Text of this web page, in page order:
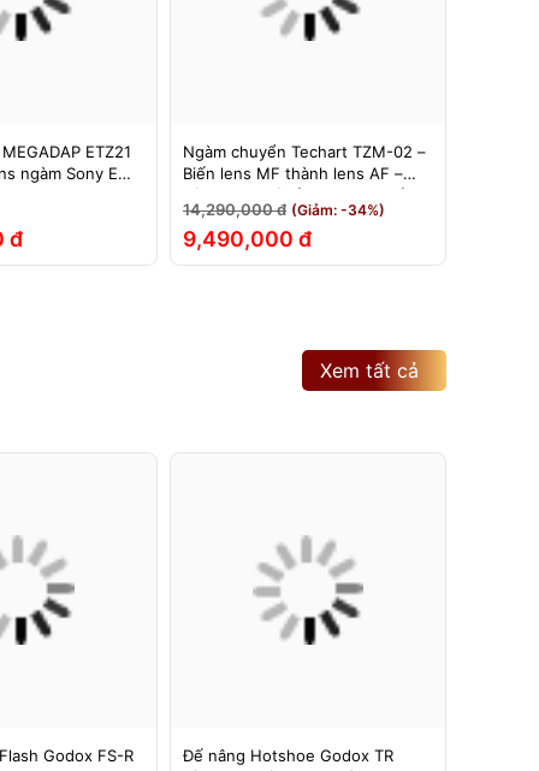
ETZ21
ngàm Sony E
Z – Adapter
đ
Ngàm chuyển Techart TZM-02 –
Biến lens MF thành lens AF –
Dùng cho máy ảnh Nikon Z sử
dụng các ống kính ngàm Leica M
14,290,000 đ (Giảm: -34%)
9,490,000 đ
Xem tất cả
Godox FS-R
Đế nâng Hotshoe Godox TR